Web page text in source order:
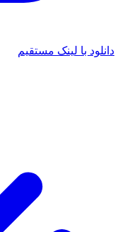
با لینک مستقیم